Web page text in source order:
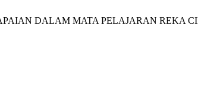
DALAM MATA PELAJARAN REKA